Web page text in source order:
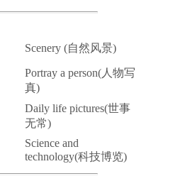
Scenery (自然风景)
Portray a person(人物写
真)
Daily life pictures(世事
无常)
Science and
technology(科技博览)